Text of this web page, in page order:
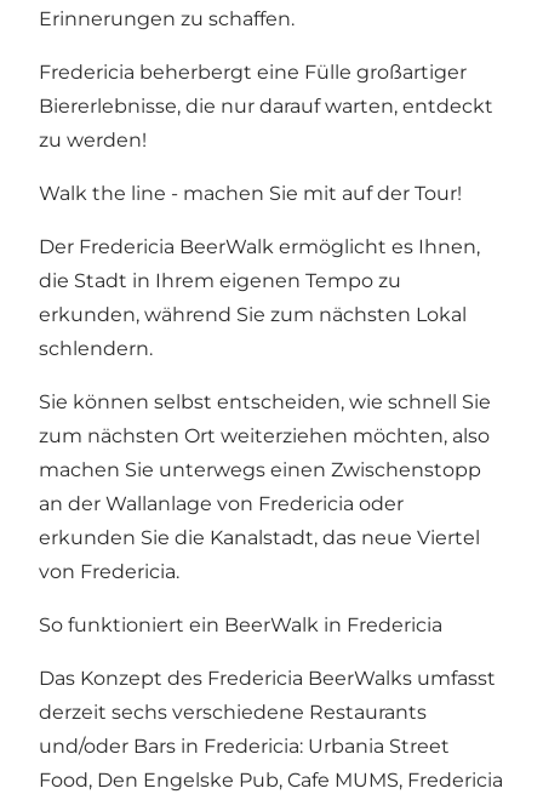
Erinnerungen zu schaffen.
Fredericia beherbergt eine Fülle großartiger
Biererlebnisse, die nur darauf warten, entdeckt
zu werden!
Walk the line - machen Sie mit auf der Tour!
Der Fredericia BeerWalk ermöglicht es Ihnen,
die Stadt in Ihrem eigenen Tempo zu
erkunden, während Sie zum nächsten Lokal
schlendern.
Sie können selbst entscheiden, wie schnell Sie
zum nächsten Ort weiterziehen möchten, also
machen Sie unterwegs einen Zwischenstopp
an der Wallanlage von Fredericia oder
erkunden Sie die Kanalstadt, das neue Viertel
von Fredericia.
So funktioniert ein BeerWalk in Fredericia
Das Konzept des Fredericia BeerWalks umfasst
derzeit sechs verschiedene Restaurants
und/oder Bars in Fredericia: Urbania Street
Food, Den Engelske Pub, Cafe MUMS, Fredericia